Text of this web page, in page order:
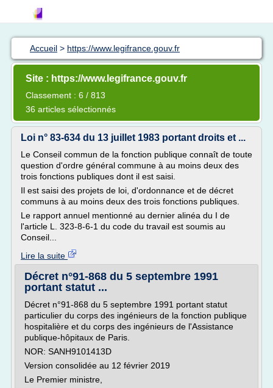
Accueil > https://www.legifrance.gouv.fr
Site : https://www.legifrance.gouv.fr
Classement : 6 / 813
36 articles sélectionnés
Loi n° 83-634 du 13 juillet 1983 portant droits et ...
Le Conseil commun de la fonction publique connaît de toute
question d'ordre général commune à au moins deux des
trois fonctions publiques dont il est saisi.
Il est saisi des projets de loi, d'ordonnance et de décret
communs à au moins deux des trois fonctions publiques.
Le rapport annuel mentionné au dernier alinéa du I de
l'article L. 323-8-6-1 du code du travail est soumis au
Conseil...
Lire la suite
Décret n°91-868 du 5 septembre 1991
portant statut ...
Décret n°91-868 du 5 septembre 1991 portant statut
particulier du corps des ingénieurs de la fonction publique
hospitalière et du corps des ingénieurs de l'Assistance
publique-hôpitaux de Paris.
NOR: SANH9101413D
Version consolidée au 12 février 2019
Le Premier ministre,